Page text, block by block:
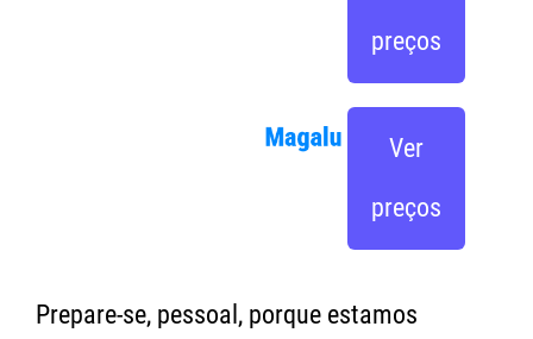
preços
Ver
preços
Prepare-se, pessoal, porque estamos